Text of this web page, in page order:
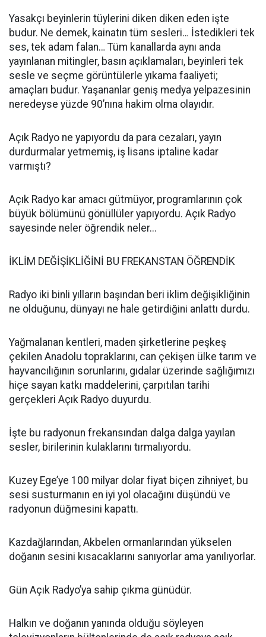
Yasakçı beyinlerin tüylerini diken diken eden işte
budur. Ne demek, kainatın tüm sesleri… İstedikleri tek
ses, tek adam falan… Tüm kanallarda aynı anda
yayınlanan mitingler, basın açıklamaları, beyinleri tek
sesle ve seçme görüntülerle yıkama faaliyeti;
amaçları budur. Yaşananlar geniş medya yelpazesinin
neredeyse yüzde 90’nına hakim olma olayıdır.
Açık Radyo ne yapıyordu da para cezaları, yayın
durdurmalar yetmemiş, iş lisans iptaline kadar
varmıştı?
Açık Radyo kar amacı gütmüyor, programlarının çok
büyük bölümünü gönüllüler yapıyordu. Açık Radyo
sayesinde neler öğrendik neler...
İKLİM DEĞİŞİKLİĞİNİ BU FREKANSTAN ÖĞRENDİK
Radyo iki binli yılların başından beri iklim değişikliğinin
ne olduğunu, dünyayı ne hale getirdiğini anlattı durdu.
Yağmalanan kentleri, maden şirketlerine peşkeş
çekilen Anadolu topraklarını, can çekişen ülke tarım ve
hayvancılığının sorunlarını, gıdalar üzerinde sağlığımızı
hiçe sayan katkı maddelerini, çarpıtılan tarihi
gerçekleri Açık Radyo duyurdu.
İşte bu radyonun frekansından dalga dalga yayılan
sesler, birilerinin kulaklarını tırmalıyordu.
Kuzey Ege’ye 100 milyar dolar fiyat biçen zihniyet, bu
sesi susturmanın en iyi yol olacağını düşündü ve
radyonun düğmesini kapattı.
Kazdağlarından, Akbelen ormanlarından yükselen
doğanın sesini kısacaklarını sanıyorlar ama yanılıyorlar.
Gün Açık Radyo’ya sahip çıkma günüdür.
Halkın ve doğanın yanında olduğu söyleyen